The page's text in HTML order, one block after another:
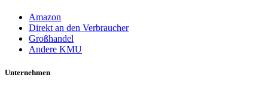
Amazon
Direkt an den Verbraucher
Großhandel
Andere KMU
Unternehmen